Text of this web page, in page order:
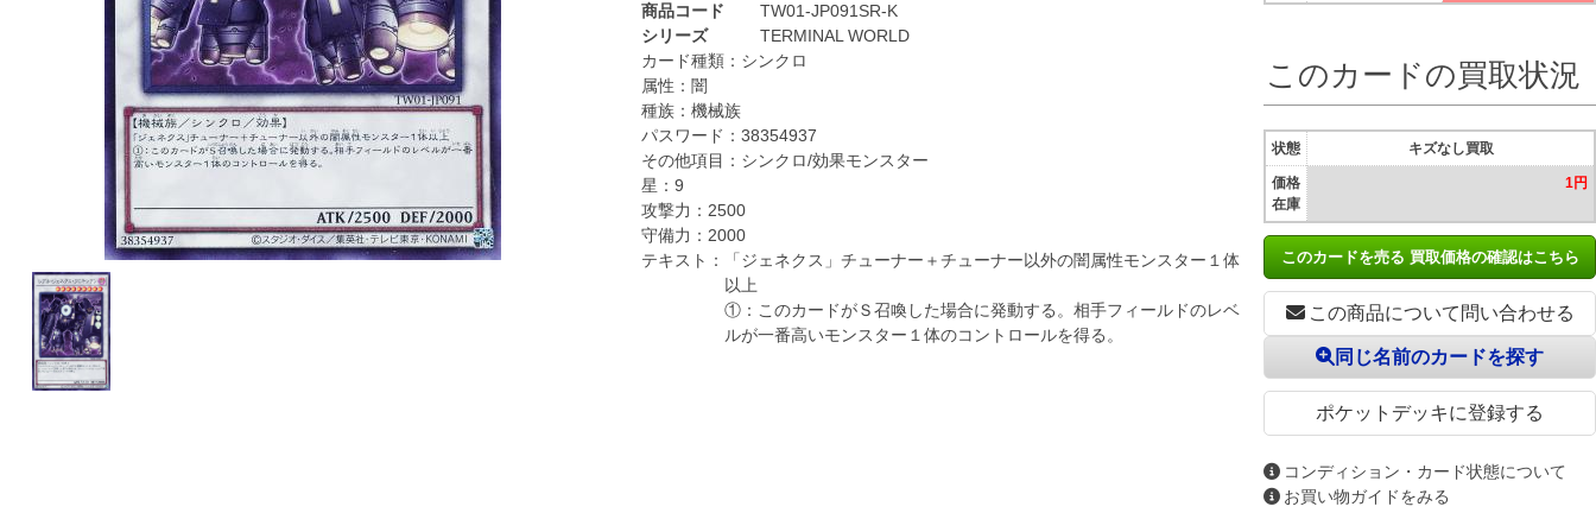
商品コード
TW01-JP091SR-K
シリーズ
TERMINAL WORLD
カード種類： シンクロ
属性： 闇
種族： 機械族
パスワード： 38354937
その他項目： シンクロ/効果モンスター
星： 9
攻撃力： 2500
守備力： 2000
テキスト：
「ジェネクス」チューナー＋チューナー以外の闇属性モンスター１体
以上
①：このカードがＳ召喚した場合に発動する。相手フィールドのレベ
ルが一番高いモンスター１体のコントロールを得る。
この商品について問い合わせる
ポケットデッキに登録する
同じ名前のカードを探す
コンディション・カード状態について
お買い物ガイドをみる
このカードの買取状況
状態
価格
在庫
キズなし買取
1円
このカードを売る 買取価格の確認はこちら